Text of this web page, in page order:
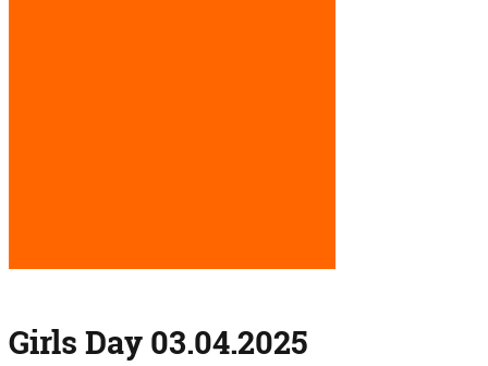
Girls Day 03.04.2025